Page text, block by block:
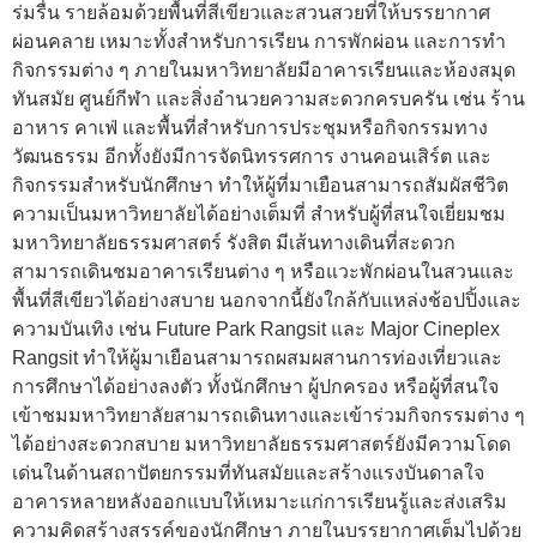
ร่มรื่น รายล้อมด้วยพื้นที่สีเขียวและสวนสวยที่ให้บรรยากาศ
ผ่อนคลาย เหมาะทั้งสำหรับการเรียน การพักผ่อน และการทำ
กิจกรรมต่าง ๆ ภายในมหาวิทยาลัยมีอาคารเรียนและห้องสมุด
ทันสมัย ศูนย์กีฬา และสิ่งอำนวยความสะดวกครบครัน เช่น ร้าน
อาหาร คาเฟ่ และพื้นที่สำหรับการประชุมหรือกิจกรรมทาง
วัฒนธรรม อีกทั้งยังมีการจัดนิทรรศการ งานคอนเสิร์ต และ
กิจกรรมสำหรับนักศึกษา ทำให้ผู้ที่มาเยือนสามารถสัมผัสชีวิต
ความเป็นมหาวิทยาลัยได้อย่างเต็มที่ สำหรับผู้ที่สนใจเยี่ยมชม
มหาวิทยาลัยธรรมศาสตร์ รังสิต มีเส้นทางเดินที่สะดวก
สามารถเดินชมอาคารเรียนต่าง ๆ หรือแวะพักผ่อนในสวนและ
พื้นที่สีเขียวได้อย่างสบาย นอกจากนี้ยังใกล้กับแหล่งช้อปปิ้งและ
ความบันเทิง เช่น Future Park Rangsit และ Major Cineplex
Rangsit ทำให้ผู้มาเยือนสามารถผสมผสานการท่องเที่ยวและ
การศึกษาได้อย่างลงตัว ทั้งนักศึกษา ผู้ปกครอง หรือผู้ที่สนใจ
เข้าชมมหาวิทยาลัยสามารถเดินทางและเข้าร่วมกิจกรรมต่าง ๆ
ได้อย่างสะดวกสบาย มหาวิทยาลัยธรรมศาสตร์ยังมีความโดด
เด่นในด้านสถาปัตยกรรมที่ทันสมัยและสร้างแรงบันดาลใจ
อาคารหลายหลังออกแบบให้เหมาะแก่การเรียนรู้และส่งเสริม
ความคิดสร้างสรรค์ของนักศึกษา ภายในบรรยากาศเต็มไปด้วย